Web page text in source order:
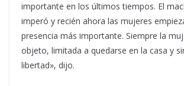
importante en los últimos tiempos. El
imperó y recién ahora las mujeres
presencia más importante. Siempre la
objeto, limitada a quedarse en la casa y
libertad», dijo.